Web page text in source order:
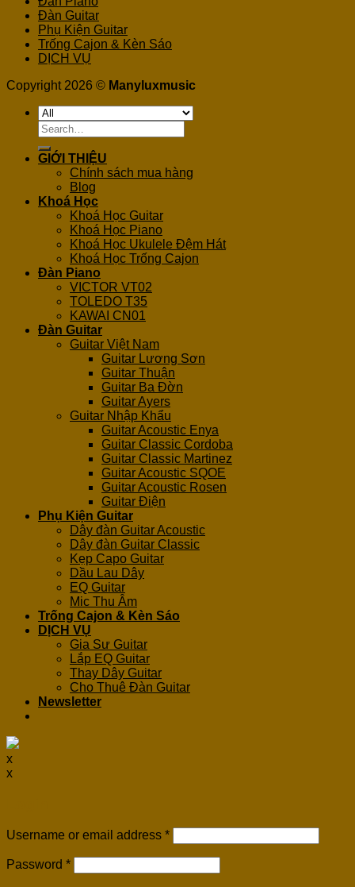
Đàn Guitar
Phụ Kiện Guitar
Trống Cajon & Kèn Sáo
DỊCH VỤ
Copyright 2026 © Manyluxmusic
Search
for:
GIỚI THIỆU
Chính sách mua hàng
Blog
Khoá Học
Khoá Học Guitar
Khoá Học Piano
Khoá Học Ukulele Đệm Hát
Khoá Học Trống Cajon
Đàn Piano
VICTOR VT02
TOLEDO T35
KAWAI CN01
Đàn Guitar
Guitar Việt Nam
Guitar Lương Sơn
Guitar Thuận
Guitar Ba Đờn
Guitar Ayers
Guitar Nhập Khẩu
Guitar Acoustic Enya
Guitar Classic Cordoba
Guitar Classic Martinez
Guitar Acoustic SQOE
Guitar Acoustic Rosen
Guitar Điện
Phụ Kiện Guitar
Dây đàn Guitar Acoustic
Dây đàn Guitar Classic
Kẹp Capo Guitar
Dầu Lau Dây
EQ Guitar
Mic Thu Âm
Trống Cajon & Kèn Sáo
DỊCH VỤ
Gia Sư Guitar
Lắp EQ Guitar
Thay Dây Guitar
Cho Thuê Đàn Guitar
Newsletter
x
x
Username or email address *
Password *